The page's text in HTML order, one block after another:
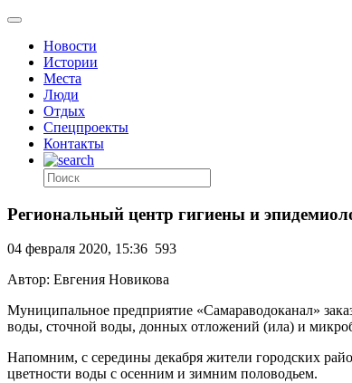
Новости
Истории
Места
Люди
Отдых
Спецпроекты
Контакты
Региональный центр гигиены и
04 февраля 2020, 15:36 593
Автор: Евгения Новикова
Муниципальное предприятие «Самараводоканал»
воды, сточной воды, донных отложений (ила) и
Напомним, с середины декабря жители городских
цветности воды с осенним и зимним половодьем.